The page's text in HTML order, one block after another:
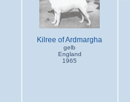
Kilree of Ardmargha
gelb
England
1965